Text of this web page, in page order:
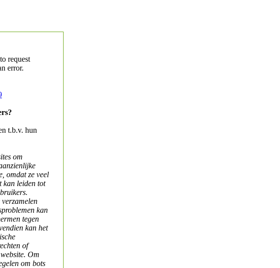
request
error.
t.b.v. hun
om
omdat ze veel
kan leiden tot
kan
tegen
kan het
of
Om
om bots